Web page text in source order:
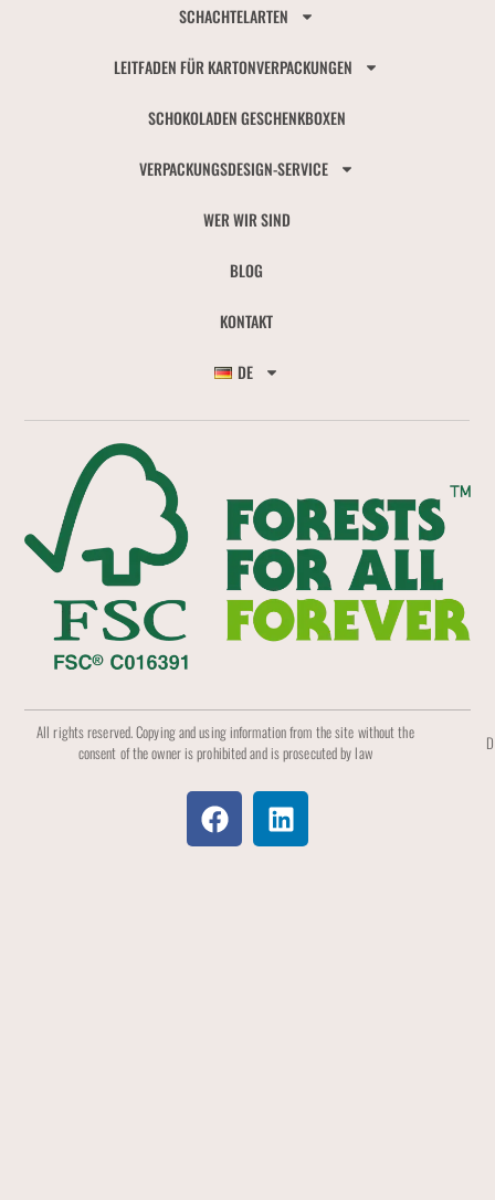
SCHACHTELARTEN
LEITFADEN FÜR KARTONVERPACKUNGEN
SCHOKOLADEN GESCHENKBOXEN
VERPACKUNGSDESIGN-SERVICE
WER WIR SIND
BLOG
KONTAKT
DE
All rights reserved. Copying and using information from the site without the
consent of the owner is prohibited and is prosecuted by law